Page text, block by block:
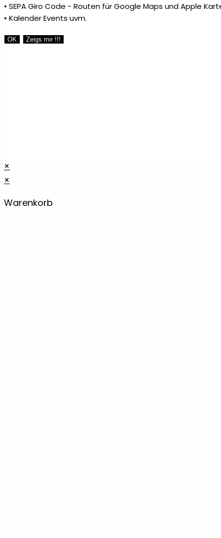
• SEPA Giro Code - Routen für Google Maps und Apple
• Kalender Events uvm.
OK Zeigs mir !!!
×
×
Warenkorb